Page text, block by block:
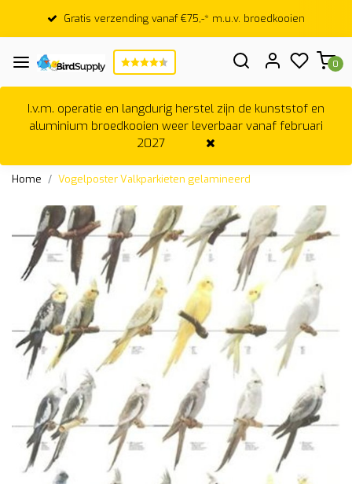
Gratis verzending vanaf €75,-* m.u.v. broedkooien
0
I.v.m. operatie en langdurig herstel zijn de kunststof en
aluminium broedkooien weer leverbaar vanaf februari
2027
Home Vogelposter Valkparkieten gelamineerd